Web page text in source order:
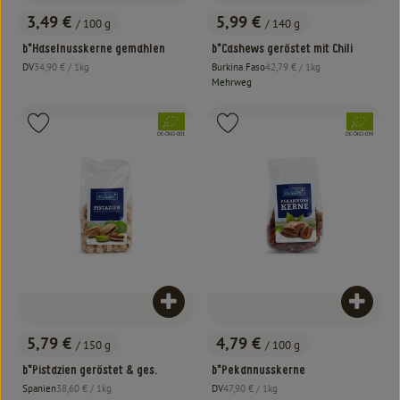
, Preis:
3,49 € / 100 g
b*Haselnusskerne gemahlen
, Herkunft:
DV, Referenzpreis:
34,90 € / 1kg
, Preis:
5,99 € / 140 g
b*Cashews geröstet mit Chili
, Herkunft:
Burkina Faso, Referenzpreis:
42,79 € / 1kg
Mehrweg
, Preis:
5,79 € / 150 g
b*Pistazien geröstet & ges.
, Herkunft:
Spanien, Referenzpreis:
38,60 € / 1kg
Produkt zum Warenkorb hinzufügen
, Verband:
, Kontrollstelle:
DE-ÖKO-001
Produkt zu Favouriten hinzufügen
, Preis:
4,79 € / 100 g
b*Pekannusskerne
, Herkunft:
DV, Referenzpreis:
47,90 € / 1kg
, Verband:
, Kontrollstelle:
DE-ÖKO-039
Produkt zu Favouriten hinzufügen